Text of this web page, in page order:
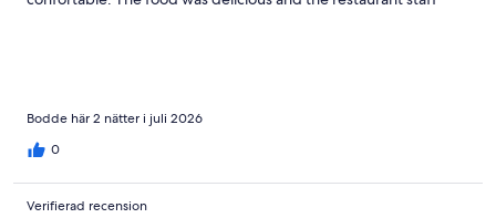
Bodde här 2 nätter i juli 2026
0
Verifierad recension